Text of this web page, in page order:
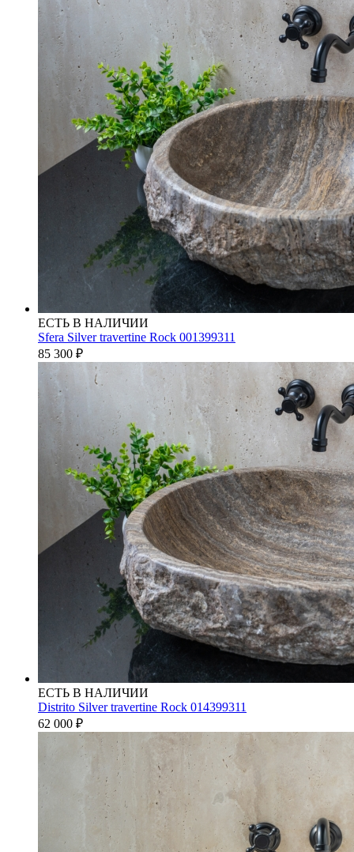
ЕСТЬ В НАЛИЧИИ
Sfera Silver travertine Rock 001399311
85 300 ₽
ЕСТЬ В НАЛИЧИИ
Distrito Silver travertine Rock 014399311
62 000 ₽